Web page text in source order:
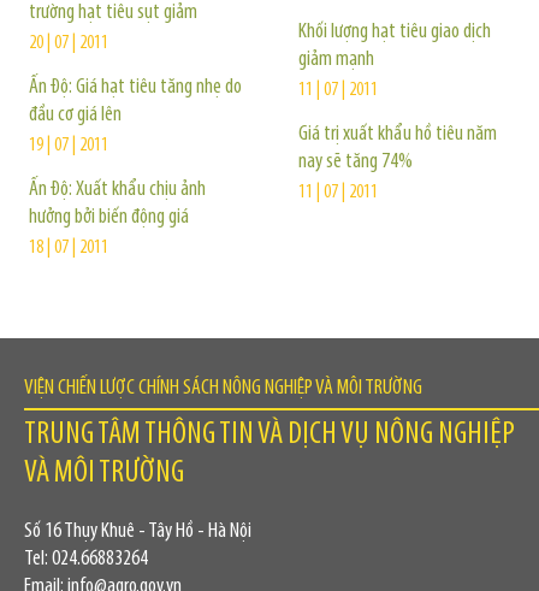
trường hạt tiêu sụt giảm
20 | 07 | 2011
Ấn Độ: Giá hạt tiêu tăng nhẹ do
đầu cơ giá lên
19 | 07 | 2011
Ấn Độ: Xuất khẩu chịu ảnh
hưởng bởi biến động giá
18 | 07 | 2011
Khối lượng hạt tiêu giao dịch
giảm mạnh
11 | 07 | 2011
Giá trị xuất khẩu hồ tiêu năm
nay sẽ tăng 74%
11 | 07 | 2011
VIỆN CHIẾN LƯỢC CHÍNH SÁCH NÔNG NGHIỆP VÀ MÔI TRƯỜNG
TRUNG TÂM THÔNG TIN VÀ DỊCH VỤ NÔNG NGHIỆP
VÀ MÔI TRƯỜNG
Số 16 Thụy Khuê - Tây Hồ - Hà Nội
Tel: 024.66883264